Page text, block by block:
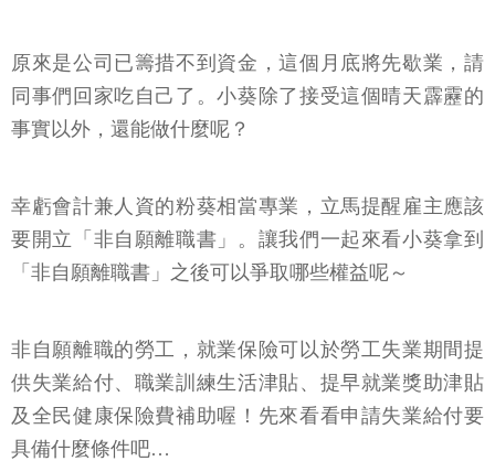
原來是公司已籌措不到資金，這個月底將先歇業，請
同事們回家吃自己了。小葵除了接受這個晴天霹靂的
事實以外，還能做什麼呢？
幸虧會計兼人資的粉葵相當專業，立馬提醒雇主應該
要開立「非自願離職書」。讓我們一起來看小葵拿到
「非自願離職書」之後可以爭取哪些權益呢～
非自願離職的勞工，就業保險可以於勞工失業期間提
供失業給付、職業訓練生活津貼、提早就業獎助津貼
及全民健康保險費補助喔！先來看看申請失業給付要
具備什麼條件吧…